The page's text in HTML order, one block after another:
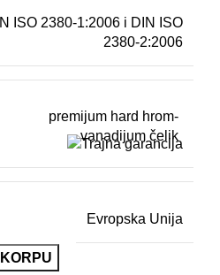
ISO 2380-1:2006 i DIN ISO
2380-2:2006
Evropska Unija